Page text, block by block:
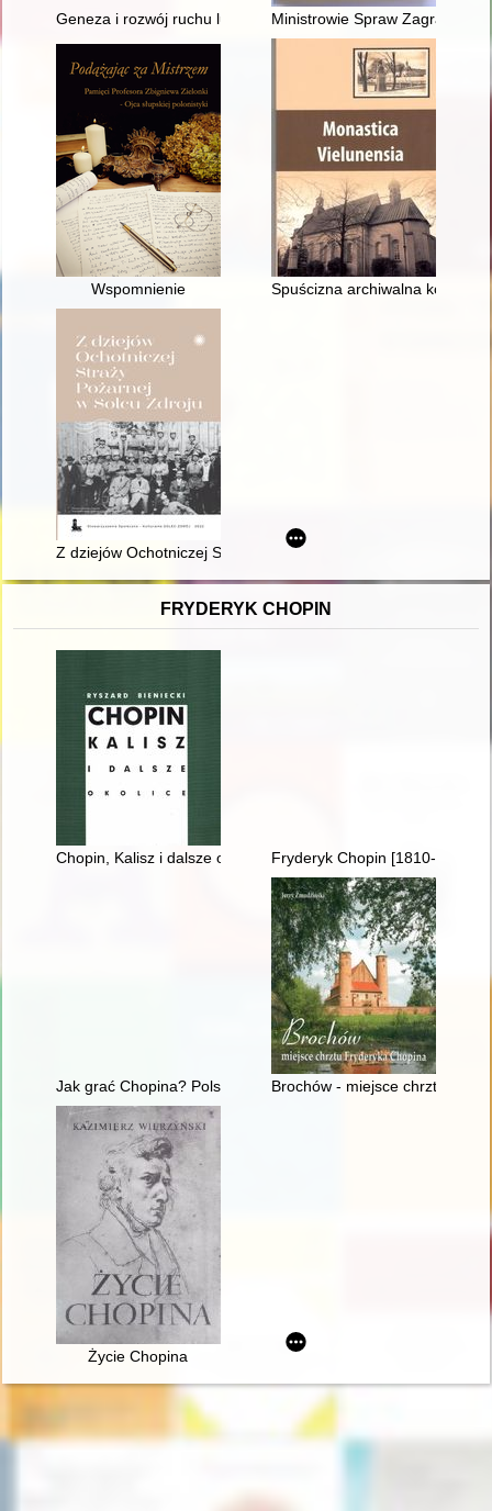
Geneza i rozwój ruchu ludowego w powiecie brzozowskim od
Ministrowie Spraw
Wspomnienie Spuścizna archiwalna
Z dziejów Ochotniczej Straży Pożarnej w Solcu-Zdroju
FRYDERYK CHOPIN
Chopin, Kalisz i dalsze okolice Fryderyk Chopin [1810-1949]
Jak grać Chopina? Polska krytyka muzyczna o
Brochów - miejsce chrztu
Życie Chopina